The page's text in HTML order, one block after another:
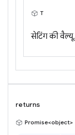
T
सेटिंग की वैल्यू.
returns
Promise<object>